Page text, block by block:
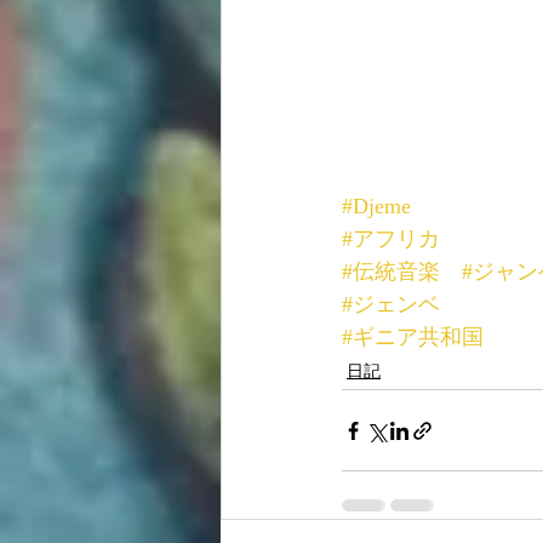
#Djeme
#アフリカ
#伝統音楽
#ジャン
#ジェンベ
#ギニア共和国
日記